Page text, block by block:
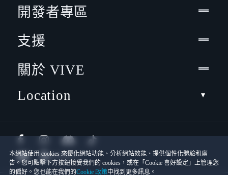
本網站使用 cookies 來優化網站功能、分析網站效能、提供個性化體驗和廣
告。您可點擊下方按鈕接受我們的 cookies，或在「Cookie 喜好設定」上管理您
的偏好。您也能在我們的Cookie 政策中找到更多訊息。
開發者專區
支援
關於 VIVE
Location